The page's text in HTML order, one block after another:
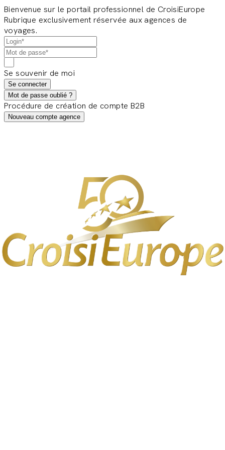
Bienvenue sur le portail professionnel de CroisiEurope
Rubrique exclusivement réservée aux agences de
voyages.
Se souvenir de moi
Se connecter
Mot de passe oublié ?
Procédure de création de compte B2B
Nouveau compte agence